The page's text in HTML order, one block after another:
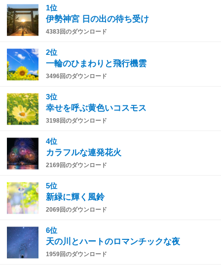
1位
伊勢神宮 日の出の待ち受け
4383回のダウンロード
2位
一輪のひまわりと飛行機雲
3496回のダウンロード
3位
幸せを呼ぶ黄色いコスモス
3198回のダウンロード
4位
カラフルな連発花火
2169回のダウンロード
5位
新緑に輝く風鈴
2069回のダウンロード
6位
天の川とハートのロマンチックな夜
1959回のダウンロード